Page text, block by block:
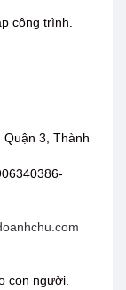
công trình.
Quận 3, Thành
con người.